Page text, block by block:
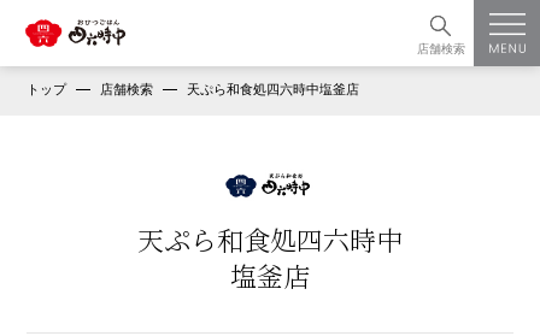
店舗検索
トップ 店舗検索 天ぷら和食処四六時中塩釜店
天ぷら和食処四六時中
塩釜店